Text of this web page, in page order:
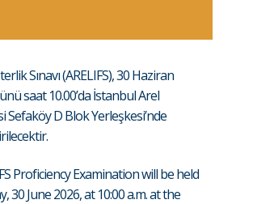
Sınavı (ARELIFS), 30 Haziran
saat 10.00’da İstanbul Arel
Sefaköy D Blok Yerleşkesi’nde
Proficiency Examination will be held
30 June 2026, at 10:00 a.m. at the